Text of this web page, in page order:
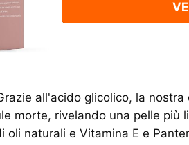
all'acido glicolico, la
morte, rivelando una pelle più
oli naturali e Vitamina E e